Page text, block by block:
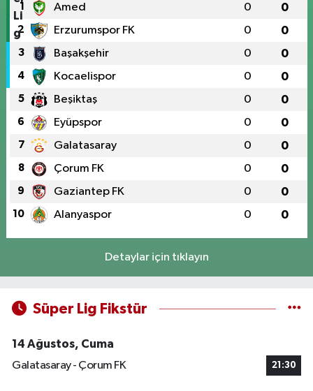
1 Amed 0 0
2 Erzurumspor FK 0 0
3 Başakşehir 0 0
4 Kocaelispor 0 0
5 Beşiktaş 0 0
6 Eyüpspor 0 0
7 Galatasaray 0 0
8 Çorum FK 0 0
9 Gaziantep FK 0 0
10 Alanyaspor 0 0
Detaylar için tıklayın
Süper Lig Fikstür
14 Ağustos, Cuma
Galatasaray - Çorum FK
21:30